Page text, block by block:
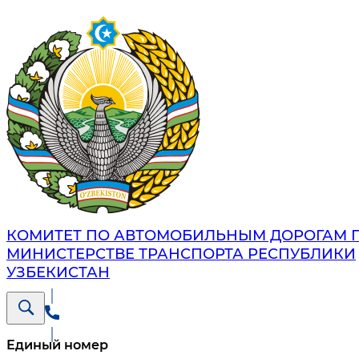
КОМИТЕТ ПО АВТОМОБИЛЬНЫМ ДОРОГАМ
МИНИСТЕРСТВЕ ТРАНСПОРТА РЕСПУБЛИКИ
УЗБЕКИСТАН
Единый номер